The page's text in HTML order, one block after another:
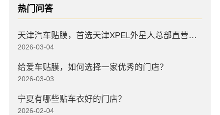
热门问答
天津汽车贴膜，首选天津XPEL外星人总部直营店，高口碑店
2026-03-04
给爱车贴膜，如何选择一家优秀的门店？
2026-03-03
宁夏有哪些贴车衣好的门店？
2026-02-04